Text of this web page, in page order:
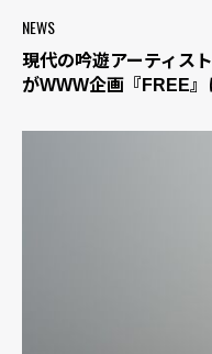
NEWS
現代の吟遊アーティス
がWWW企画『FREE』